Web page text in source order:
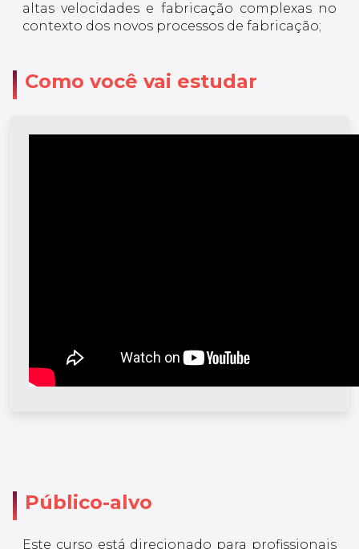
altas velocidades e fabricação complexas no
contexto dos novos processos de fabricação;
Como você vai estudar
Público-alvo
Este curso está direcionado para profissionais